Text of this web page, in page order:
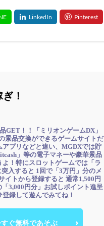
！
GET！！「ミリオンゲームDX」
景品交換ができるゲームサイトだ
アプリなどと違い、MGDXでは貯
」等の電子マネーや豪華景品
よ！特にスロットゲームでは「ラ
入すると 1回で「3万円」分のメ
イトから登録すると 通常1,500円
3,000円分」お試しポイント進呈
登録して遊んでみてね！
ぐ無料であそぶ